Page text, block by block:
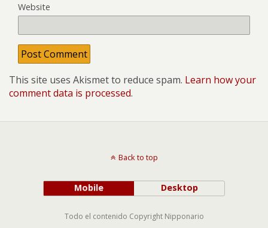
Website
This site uses Akismet to reduce spam. Learn how your
comment data is processed.
Back to top
Mobile Desktop
Todo el contenido Copyright Nipponario